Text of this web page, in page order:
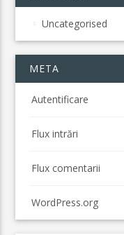
Uncategorised
META
Autentificare
Flux intrări
Flux comentarii
WordPress.org